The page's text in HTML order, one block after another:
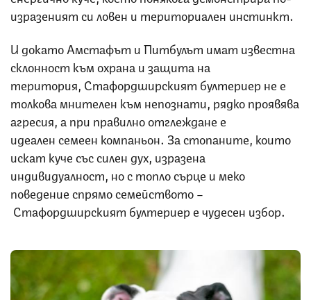
изразеният си ловен и териториален инстинкт.
И докато Амстафът и Питбулът имат известна
склонност към охрана и защита на
територия, Стафордширският бултериер не е
толкова мнителен към непознати, рядко проявява
агресия, а при правилно отглеждане е
идеален семеен компаньон. За стопаните, които
искат куче със силен дух, изразена
индивидуалност, но с топло сърце и меко
поведение спрямо семейството –
Стафордширският бултериер е чудесен избор.